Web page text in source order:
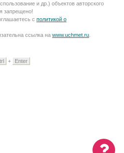
и др.) объектов авторского
запрещено!
с политикой о
ссылка на www.uchmet.ru
+ Enter